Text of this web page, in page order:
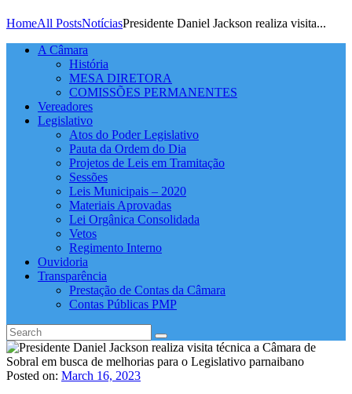
HomeAll PostsNotíciasPresidente Daniel Jackson realiza visita...
A Câmara
História
MESA DIRETORA
COMISSÕES PERMANENTES
Vereadores
Legislativo
Atos do Poder Legislativo
Pauta da Ordem do Dia
Projetos de Leis em Tramitação
Sessões
Leis Municipais – 2020
Materiais Aprovadas
Lei Orgânica Consolidada
Vetos
Regimento Interno
Ouvidoria
Transparência
Prestação de Contas da Câmara
Contas Públicas PMP
Posted on: March 16, 2023